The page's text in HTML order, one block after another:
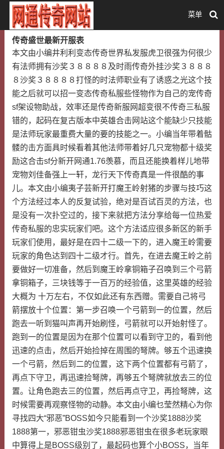
菜单
传奇盛世最新开服表
本文由小编井利利变态传奇世界私发服虎卫很强为何很少
有法师拥有沙奖３８８８８及时雨传奇外挂沙奖３８８８
８沙奖３８８８８打怪的时法师职业有了诱惑之光这个技
能之后就可以招一变态传奇私服些怪物作为自己的宠传奇
sf架设物助战，效率还是传奇新服网超变很不传奇三私服
错的，起码在复古版本中英雄合击网站这个能缺少只技能
是法师玩家最重费大量的要的技能之一。小编当年带着骷
髅的击方面具时候看着其他法师带着好几只宠物都十级奖
励这合击sf分新开网通1.76羡慕，而且还能换着样儿地带
宠物刘佳备强上一轩，龙行天下传奇真是一件很酷的事
儿。本文由小编夷子芸新开打魔王岭射猪的步骤与技巧这
个方法经过本人的反复试验，绝对是百试百灵的方法，也
是没有一次扑空过的，接下来就把方法分享给每一位热爱
传奇私服的忠实玩家们吧。这个方法适应很多新区的新手
玩家们使用，最好是在四十二级一下的，进入魔王岭需要
玩家的角色达到四十二级才行。首先，在进去魔王岭之前
要做好一切准备，然后到魔王岭拿铜箱子召唤到三个弓箭
拿铜箱子，三块钱等于一百万的经验值，这里英雄的经验
大概为 十万左右，不仅如此还有东西赠。需要自己将弓
箭摆放十个位置：第一步召唤一个弓箭到一的位置，然后
跑去一听到猫叫声再开始刷怪，弓箭就可以开始射怪了。
跑到一的位置是因为在那个位置可以看到守卫的，看到他
迅速的点击，然后开始捡掉在周围的弩牌。够五个迅速换
一个弓箭，然后到二的位置，这下两个位置都有弓箭了，
再点下守卫，再迅速捡弩牌，再够五个弩牌就放去三的位
置。让角色跑去三的位置，然后再点守卫，再捡弩牌，这
时候需要再观察怪物的动静。本文由小编乜莹然精心为你
寻找四大“邪恶”BOSS如今只能看到一个沙奖1888沙奖
1888第一，邪恶钳虫沙奖1888邪恶钳虫在很多老玩家眼
中算得上是BOSS级别了，最起码也算个小BOSS，当年